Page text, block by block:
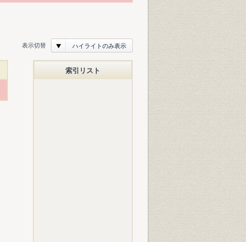
表示切替 ハイライトのみ表示
索引リスト